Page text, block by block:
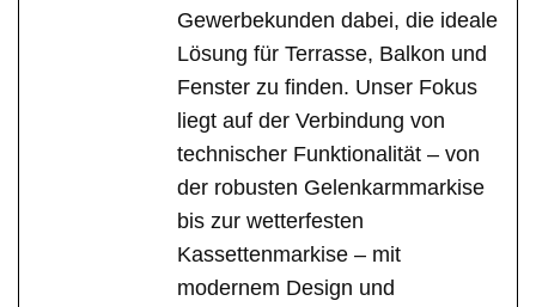
Gewerbekunden dabei, die ideale
Lösung für Terrasse, Balkon und
Fenster zu finden. Unser Fokus
liegt auf der Verbindung von
technischer Funktionalität – von
der robusten Gelenkarmmarkise
bis zur wetterfesten
Kassettenmarkise – mit
modernem Design und